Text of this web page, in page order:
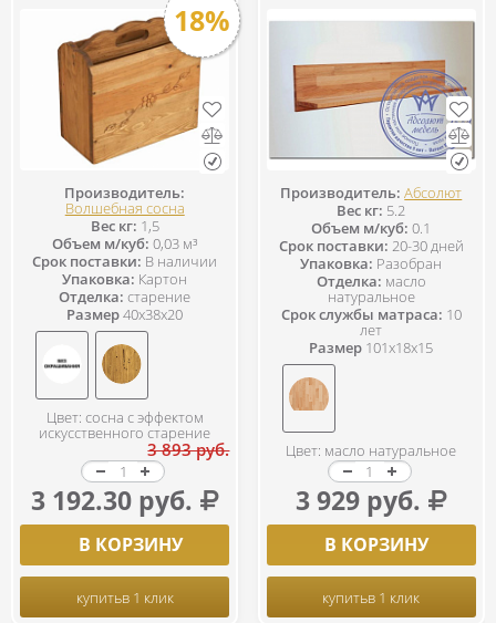
18%
Производитель:
Волшебная сосна
Вес кг: 1,5
Объем м/куб: 0,03 м³
Срок поставки: В наличии
Упаковка: Картон
Отделка: старение
Размер40x38x20
Цвет: сосна с эффектом
искусственного старение
3 893 руб.
3 192.30 руб.
В КОРЗИНУ
купитьв 1 клик
Производитель: Абсолют
Вес кг: 5.2
Объем м/куб: 0.1
Срок поставки: 20-30 дней
Упаковка: Разобран
Отделка: масло
натуральное
Срок службы матраса: 10
лет
Размер 101x18x15
Цвет: масло натуральное
3 929 руб.
В КОРЗИНУ
купитьв 1 клик